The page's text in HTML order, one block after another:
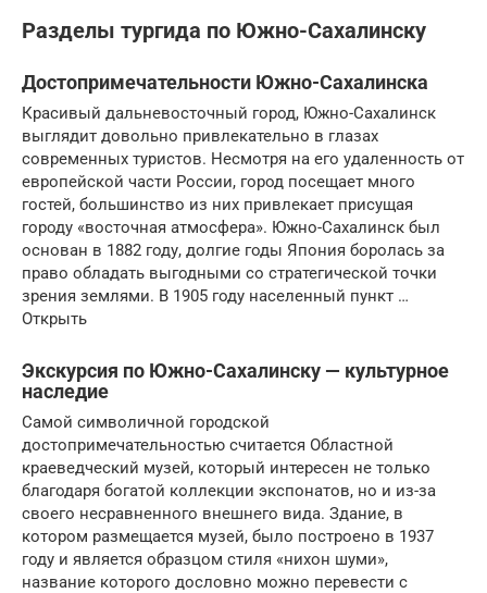
Разделы тургида по Южно-Сахалинску
Достопримечательности Южно-Сахалинска
Красивый дальневосточный город, Южно-Сахалинск
выглядит довольно привлекательно в глазах
современных туристов. Несмотря на его удаленность от
европейской части России, город посещает много
гостей, большинство из них привлекает присущая
городу «восточная атмосфера». Южно-Сахалинск был
основан в 1882 году, долгие годы Япония боролась за
право обладать выгодными со стратегической точки
зрения землями. В 1905 году населенный пункт …
Открыть
Экскурсия по Южно-Сахалинску — культурное
наследие
Самой символичной городской
достопримечательностью считается Областной
краеведческий музей, который интересен не только
благодаря богатой коллекции экспонатов, но и из-за
своего несравненного внешнего вида. Здание, в
котором размещается музей, было построено в 1937
году и является образцом стиля «нихон шуми»,
название которого дословно можно перевести с